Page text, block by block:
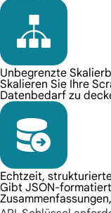
Unbegrenzte
Skalieren Sie Ihre
Datenbedarf zu
Echtzeit,
Gibt JSON-